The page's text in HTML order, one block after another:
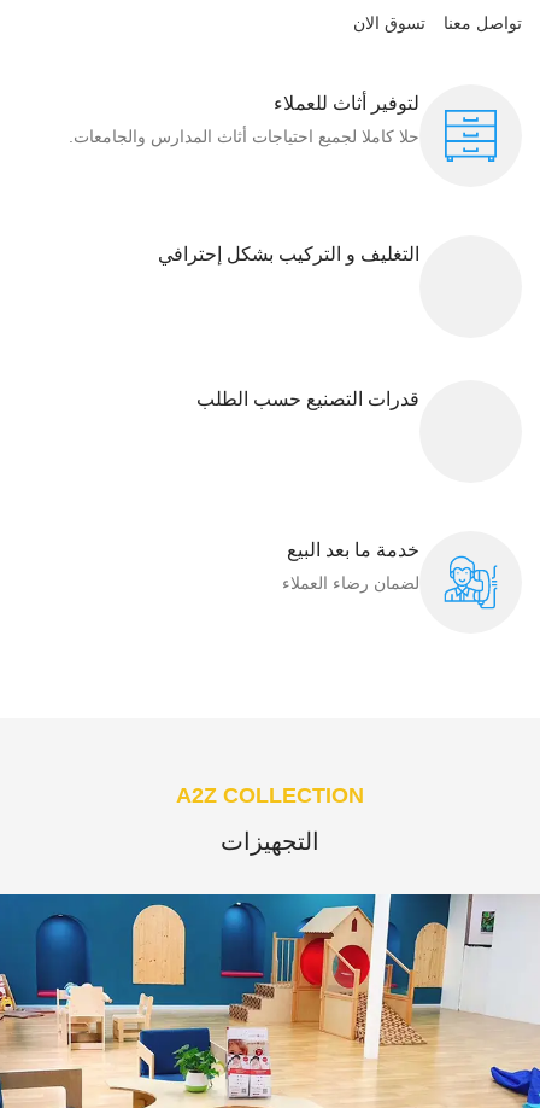
تواصل معنا تسوق الان
لتوفير أثاث للعملاء
حلا كاملا لجميع احتياجات أثاث المدارس والجامعات.
التغليف و التركيب بشكل إحترافي
قدرات التصنيع حسب الطلب
خدمة ما بعد البيع
لضمان رضاء العملاء​
A2Z COLLECTION
التجهيزات